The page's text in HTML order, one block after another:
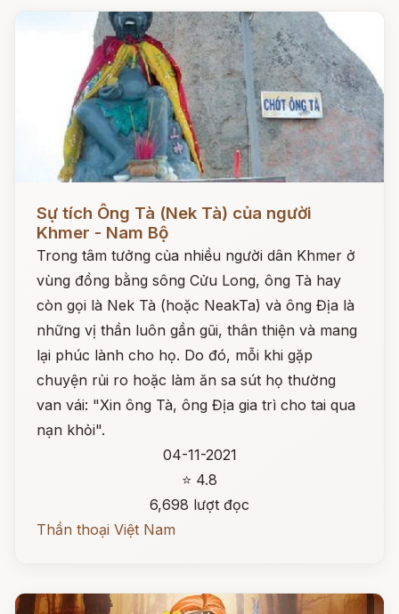
Sự tích Ông Tà (Nek Tà) của người
Khmer - Nam Bộ
Trong tâm tưởng của nhiều người dân Khmer ở
vùng đồng bằng sông Cửu Long, ông Tà hay
còn gọi là Nek Tà (hoặc NeakTa) và ông Địa là
những vị thần luôn gần gũi, thân thiện và mang
lại phúc lành cho họ. Do đó, mỗi khi gặp
chuyện rủi ro hoặc làm ăn sa sút họ thường
van vái: "Xin ông Tà, ông Địa gia trì cho tai qua
nạn khỏi".
04-11-2021
⭐ 4.8
6,698 lượt đọc
Thần thoại Việt Nam